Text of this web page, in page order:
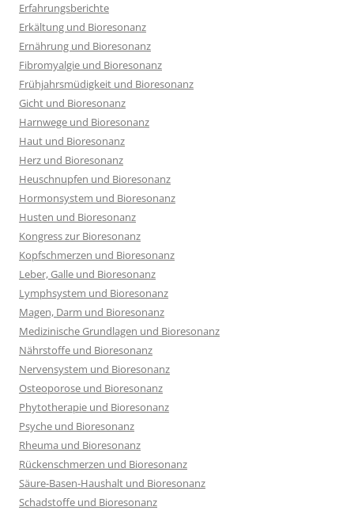
Erfahrungsberichte
Erkältung und Bioresonanz
Ernährung und Bioresonanz
Fibromyalgie und Bioresonanz
Frühjahrsmüdigkeit und Bioresonanz
Gicht und Bioresonanz
Harnwege und Bioresonanz
Haut und Bioresonanz
Herz und Bioresonanz
Heuschnupfen und Bioresonanz
Hormonsystem und Bioresonanz
Husten und Bioresonanz
Kongress zur Bioresonanz
Kopfschmerzen und Bioresonanz
Leber, Galle und Bioresonanz
Lymphsystem und Bioresonanz
Magen, Darm und Bioresonanz
Medizinische Grundlagen und Bioresonanz
Nährstoffe und Bioresonanz
Nervensystem und Bioresonanz
Osteoporose und Bioresonanz
Phytotherapie und Bioresonanz
Psyche und Bioresonanz
Rheuma und Bioresonanz
Rückenschmerzen und Bioresonanz
Säure-Basen-Haushalt und Bioresonanz
Schadstoffe und Bioresonanz